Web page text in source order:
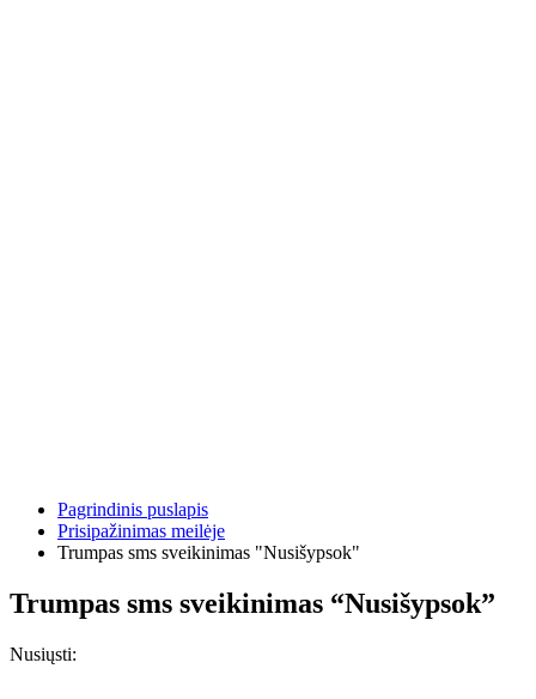
Pagrindinis puslapis
Prisipažinimas meilėje
Trumpas sms sveikinimas "Nusišypsok"
Trumpas sms sveikinimas “Nusišypsok”
Nusiųsti: